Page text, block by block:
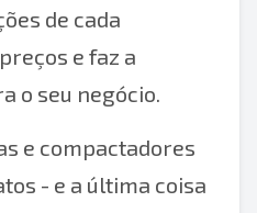
de cada
e faz a
o seu negócio.
e compactadores
- e a última coisa